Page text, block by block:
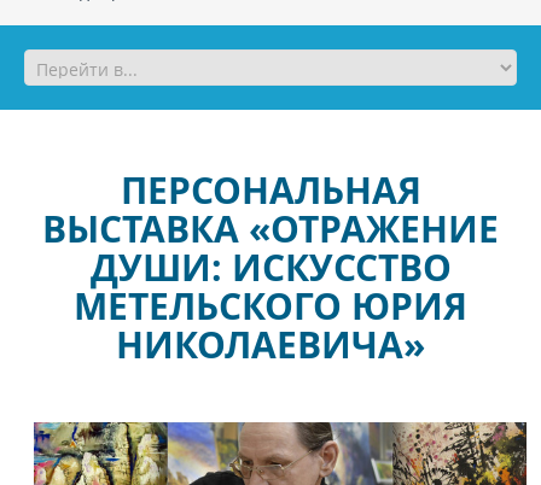
ПЕРСОНАЛЬНАЯ
ВЫСТАВКА «ОТРАЖЕНИЕ
ДУШИ: ИСКУССТВО
МЕТЕЛЬСКОГО ЮРИЯ
НИКОЛАЕВИЧА»